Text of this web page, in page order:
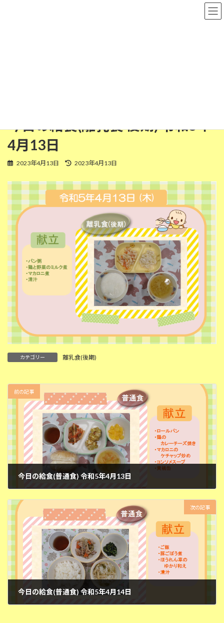
今日の給食(離乳食 後期) 令和5年
4月13日
2023年4月13日
最
更
新
日
時
2023年4月13日
カテゴリー 離乳食(後期)
前の記事
今日の給食(普通食) 令和5年4月13日
次の記事
今日の給食(普通食) 令和5年4月14日